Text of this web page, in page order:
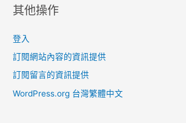
其他操作
登入
訂閱網站內容的資訊提供
訂閱留言的資訊提供
WordPress.org 台灣繁體中文